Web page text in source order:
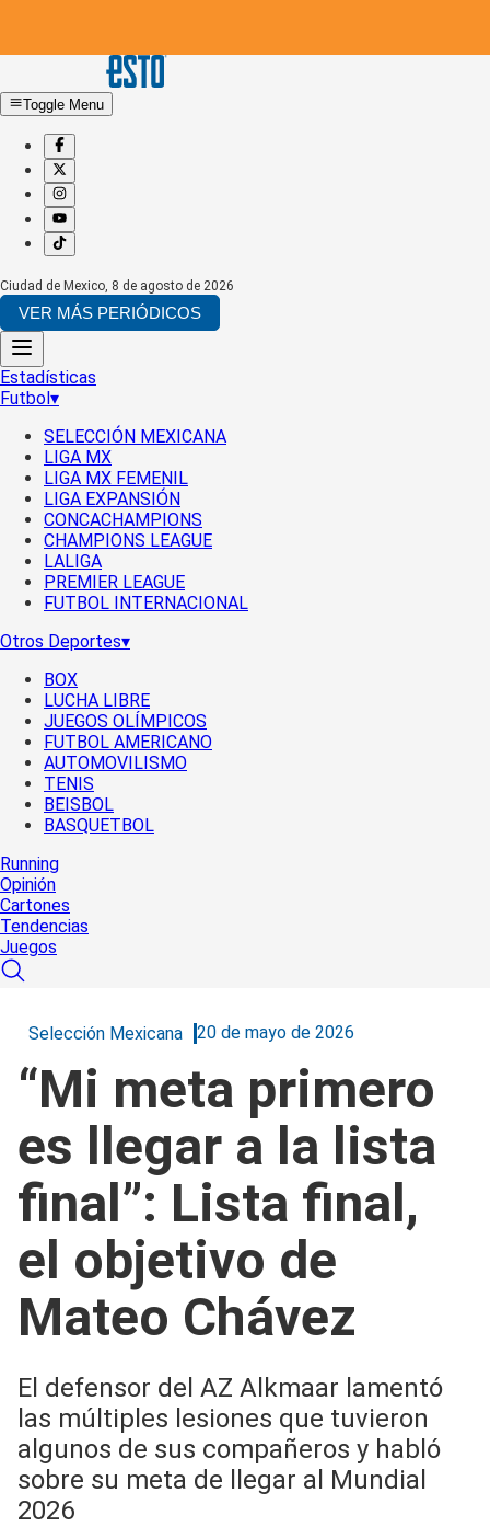
Toggle Menu
Ciudad de Mexico, 8 de agosto de 2026
VER MÁS PERIÓDICOS
Estadísticas
Futbol▾
SELECCIÓN MEXICANA
LIGA MX
LIGA MX FEMENIL
LIGA EXPANSIÓN
CONCACHAMPIONS
CHAMPIONS LEAGUE
LALIGA
PREMIER LEAGUE
FUTBOL INTERNACIONAL
Otros Deportes▾
BOX
LUCHA LIBRE
JUEGOS OLÍMPICOS
FUTBOL AMERICANO
AUTOMOVILISMO
TENIS
BEISBOL
BASQUETBOL
Running
Opinión
Cartones
Tendencias
Juegos
Selección Mexicana 20 de mayo de 2026
“Mi meta primero
es llegar a la lista
final”: Lista final,
el objetivo de
Mateo Chávez
El defensor del AZ Alkmaar lamentó
las múltiples lesiones que tuvieron
algunos de sus compañeros y habló
sobre su meta de llegar al Mundial
2026